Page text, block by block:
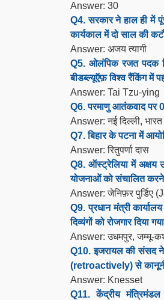
Answer: 30
Q4. सरकार ने हाल ही में
कार्यकाल में दो साल की
Answer: अजय त्यागी
Q5. ओलंपिक रजत पदक
बीडब्ल्यूऍफ़ विश्व रैंकिंग में
Answer: Tai Tzu-ying
Q6. परमाणु आतंकवाद पर
Answer: नई दिल्ली, भारत
Q7. बिहार के पटना में
Answer: रितुपर्णा दास
Q8. ऑस्ट्रेलिया में अक्षय
योजनाओं को संचालित करने
Answer: जेनिफ़र पुर्डिए
Q9. प्रधान मंत्री
दिव्यंगों को रोजगार दिया
Answer: उधमपुर, जम्मू-
Q10. इजरायल की संसद ने
(retroactively) से कानूनी
Answer: Knesset
Q11. केंद्रीय